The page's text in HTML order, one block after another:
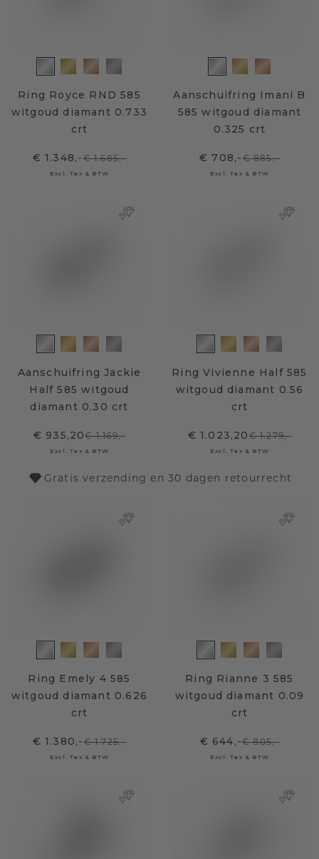
Ring Royce RND 585
witgoud diamant 0.733
crt
€ 1.348,-€ 1.685,-
Excl. Tax & BTW
Aanschuifring Imani B
585 witgoud diamant
0.325 crt
€ 708,-€ 885,-
Excl. Tax & BTW
Aanschuifring Jackie
Half 585 witgoud
diamant 0.30 crt
€ 935,20€ 1.169,-
Excl. Tax & BTW
Ring Vivienne Half 585
witgoud diamant 0.56
crt
€ 1.023,20€ 1.279,-
Excl. Tax & BTW
Gratis verzending en 30 dagen retourrecht
Ring Emely 4 585
witgoud diamant 0.626
crt
€ 1.380,-€ 1.725,-
Excl. Tax & BTW
Ring Rianne 3 585
witgoud diamant 0.09
crt
€ 644,-€ 805,-
Excl. Tax & BTW